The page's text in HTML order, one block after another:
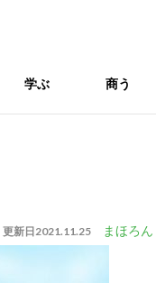
学ぶ 商う
更新日2021.11.25 まほろん